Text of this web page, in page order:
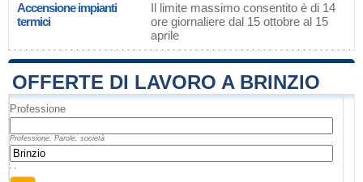
Accensione impianti
termici
Il limite massimo consentito è di 14
ore giornaliere dal 15 ottobre al 15
aprile
OFFERTE DI LAVORO A BRINZIO
Professione
Professione, Parole, società
, ,